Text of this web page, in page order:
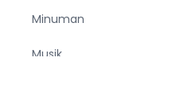
Minuman
Musik